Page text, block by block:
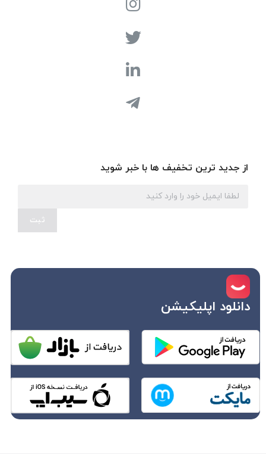
از جدید ترین تخفیف ها با خبر شوید
ثبت
دانلود اپلیکیشن